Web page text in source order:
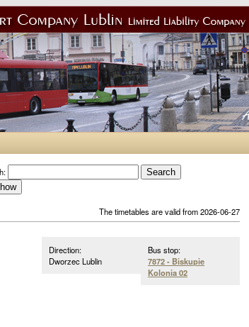
The timetables are valid from 2026-06-27
Bus stop:
7872 - Biskupie
Kolonia 02
Direction:
Dworzec Lublin